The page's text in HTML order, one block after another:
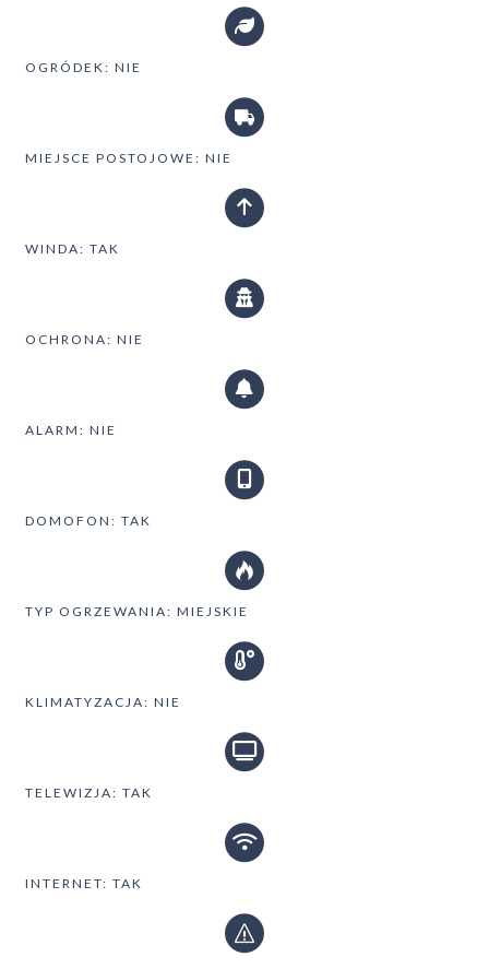
OGRÓDEK: NIE
MIEJSCE POSTOJOWE: NIE
WINDA: TAK
OCHRONA: NIE
ALARM: NIE
DOMOFON: TAK
TYP OGRZEWANIA: MIEJSKIE
KLIMATYZACJA: NIE
TELEWIZJA: TAK
INTERNET: TAK